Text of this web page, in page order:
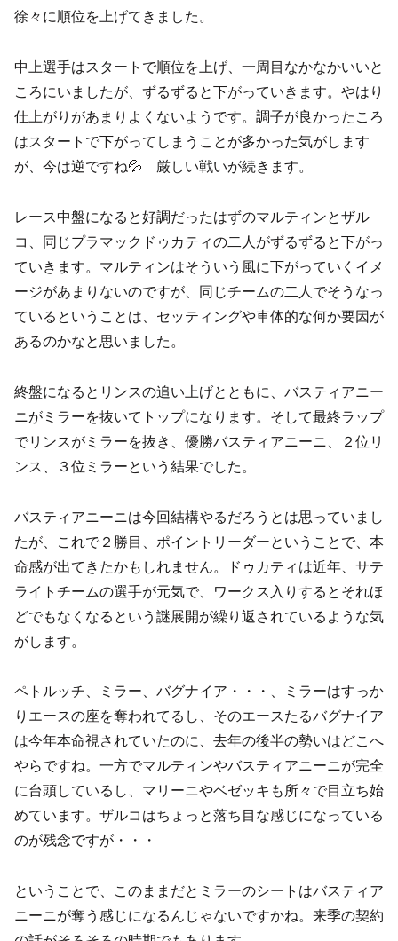
徐々に順位を上げてきました。
中上選手はスタートで順位を上げ、一周目なかなかいいと
ころにいましたが、ずるずると下がっていきます。やはり
仕上がりがあまりよくないようです。調子が良かったころ
はスタートで下がってしまうことが多かった気がします
が、今は逆ですね💦 厳しい戦いが続きます。
レース中盤になると好調だったはずのマルティンとザル
コ、同じプラマックドゥカティの二人がずるずると下がっ
ていきます。マルティンはそういう風に下がっていくイメ
ージがあまりないのですが、同じチームの二人でそうなっ
ているということは、セッティングや車体的な何か要因が
あるのかなと思いました。
終盤になるとリンスの追い上げとともに、バスティアニー
ニがミラーを抜いてトップになります。そして最終ラップ
でリンスがミラーを抜き、優勝バスティアニーニ、２位リ
ンス、３位ミラーという結果でした。
バスティアニーニは今回結構やるだろうとは思っていまし
たが、これで２勝目、ポイントリーダーということで、本
命感が出てきたかもしれません。ドゥカティは近年、サテ
ライトチームの選手が元気で、ワークス入りするとそれほ
どでもなくなるという謎展開が繰り返されているような気
がします。
ペトルッチ、ミラー、バグナイア・・・、ミラーはすっか
りエースの座を奪われてるし、そのエースたるバグナイア
は今年本命視されていたのに、去年の後半の勢いはどこへ
やらですね。一方でマルティンやバスティアニーニが完全
に台頭しているし、マリーニやベゼッキも所々で目立ち始
めています。ザルコはちょっと落ち目な感じになっている
のが残念ですが・・・
ということで、このままだとミラーのシートはバスティア
ニーニが奪う感じになるんじゃないですかね。来季の契約